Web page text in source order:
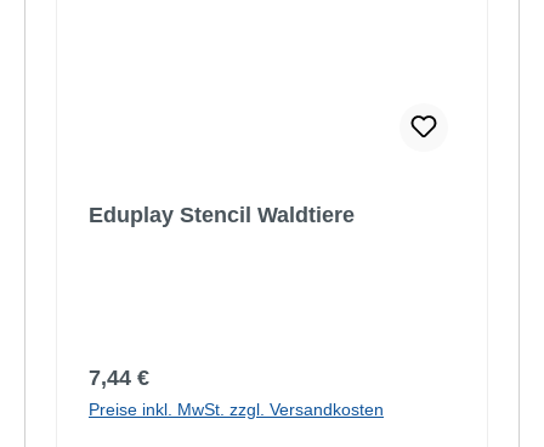
Eduplay Stencil Waldtiere
Regulärer Preis:
7,44 €
Preise inkl. MwSt. zzgl. Versandkosten